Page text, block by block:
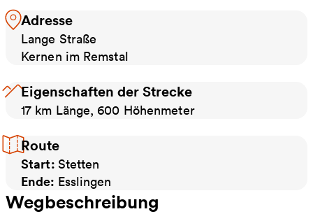
Adresse
Lange Straße
Kernen im Remstal
Eigenschaften der Strecke
17 km Länge, 600 Höhenmeter
Route
Start: Stetten
Ende: Esslingen
Wegbeschreibung